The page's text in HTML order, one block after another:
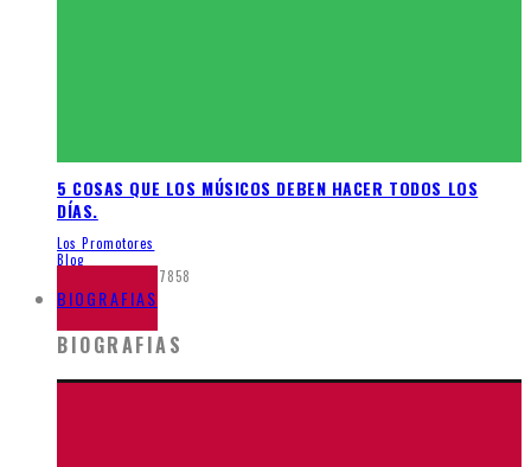
5 COSAS QUE LOS MÚSICOS DEBEN HACER TODOS LOS
DÍAS.
Los Promotores
Blog
7858
BIOGRAFIAS
BIOGRAFIAS